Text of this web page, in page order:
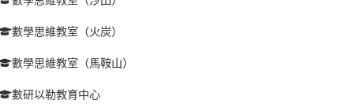
數學思維教室（火炭）
數學思維教室（馬鞍山）
數研以勒教育中心